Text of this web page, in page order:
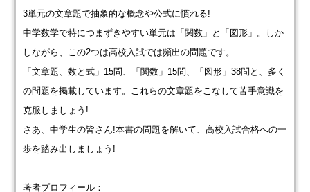
3単元の文章題で抽象的な概念や公式に慣れる!
中学数学で特につまずきやすい単元は「関数」と「図形」。しか
しながら、この2つは高校入試では頻出の問題です。
「文章題、数と式」15問、「関数」15問、「図形」38問と、多く
の問題を掲載しています。これらの文章題をこなして苦手意識を
克服しましょう!
さあ、中学生の皆さん!本書の問題を解いて、高校入試合格への一
歩を踏み出しましょう!
著者プロフィール：